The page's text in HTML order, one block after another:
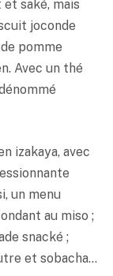
saké, mais
joconde
pomme
Avec un thé
izakaya, avec
un menu
au miso ;
snacké ;
et sobacha…